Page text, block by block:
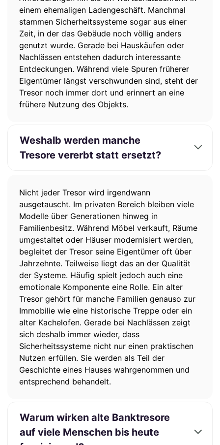
einem ehemaligen Ladengeschäft. Manchmal
stammen Sicherheitssysteme sogar aus einer
Zeit, in der das Gebäude noch völlig anders
genutzt wurde. Gerade bei Hauskäufen oder
Nachlässen entstehen dadurch interessante
Entdeckungen. Während viele Spuren früherer
Eigentümer längst verschwunden sind, steht der
Tresor noch immer dort und erinnert an eine
frühere Nutzung des Objekts.
Weshalb werden manche
Tresore vererbt statt ersetzt?
Nicht jeder Tresor wird irgendwann
ausgetauscht. Im privaten Bereich bleiben viele
Modelle über Generationen hinweg in
Familienbesitz. Während Möbel verkauft, Räume
umgestaltet oder Häuser modernisiert werden,
begleitet der Tresor seine Eigentümer oft über
Jahrzehnte. Teilweise liegt das an der Qualität
der Systeme. Häufig spielt jedoch auch eine
emotionale Komponente eine Rolle. Ein alter
Tresor gehört für manche Familien genauso zur
Immobilie wie eine historische Treppe oder ein
alter Kachelofen. Gerade bei Nachlässen zeigt
sich deshalb immer wieder, dass
Sicherheitssysteme nicht nur einen praktischen
Nutzen erfüllen. Sie werden als Teil der
Geschichte eines Hauses wahrgenommen und
entsprechend behandelt.
Warum wirken alte Banktresore
auf viele Menschen bis heute